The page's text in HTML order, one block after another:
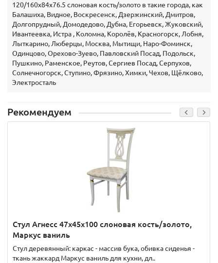
120/160х84х76.5 слоновая кость/золото в такие города, как
Балашиха, Видное, Воскресенск, Дзержинский, Дмитров,
Долгопрудный, Домодедово, Дубна, Егорьевск, Жуковский,
Ивантеевка, Истра , Коломна, Королёв, Красногорск, Лобня,
Лыткарино, Люберцы, Москва, Мытищи, Наро-Фоминск,
Одинцово, Орехово-Зуево, Павловский Посад, Подольск,
Пушкино, Раменское, Реутов, Сергиев Посад, Серпухов,
Солнечногорск, Ступино, Фрязино, Химки, Чехов, Щёлково,
Электросталь
Рекомендуем
Стул Агнесс 47х45х100 слоновая кость/золото,
Маркус ваниль
Стул деревянный: каркас - массив бука, обивка сиденья -
ткань жаккард Маркус ваниль для кухни, дл..